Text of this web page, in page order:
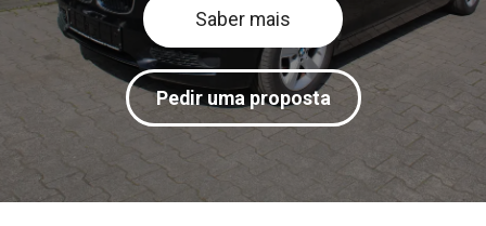
Saber mais
Pedir uma proposta